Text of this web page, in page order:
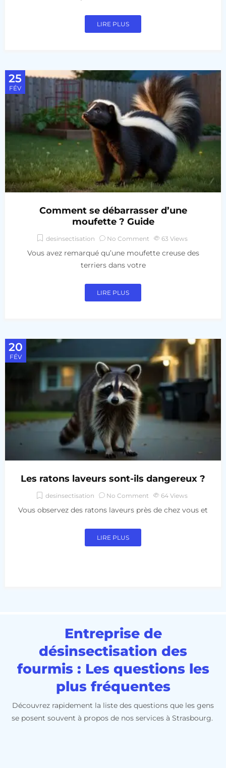
LIRE PLUS
25
FÉV
Comment se débarrasser d’une
moufette ? Guide
desinsectisation No Comment 63 Views
Vous avez remarqué qu’une moufette creuse des
terriers dans votre
LIRE PLUS
20
FÉV
Les ratons laveurs sont-ils dangereux ?
desinsectisation No Comment 64 Views
Vous observez des ratons laveurs près de chez vous et
LIRE PLUS
Entreprise de
désinsectisation des
fourmis : Les questions les
plus fréquentes
Découvrez rapidement la liste des questions que les gens
se posent souvent à propos de nos services à Strasbourg.